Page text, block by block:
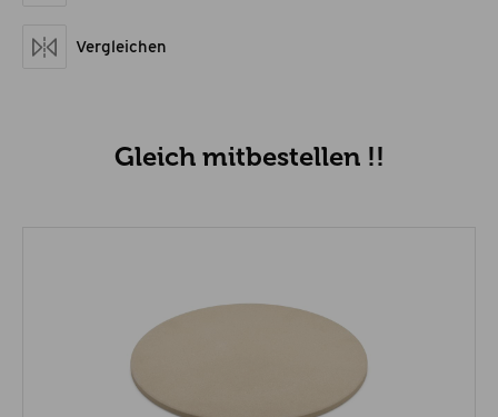
Vergleichen
Gleich mitbestellen !!